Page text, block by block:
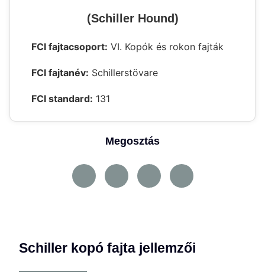
(Schiller Hound)
FCI fajtacsoport: VI. Kopók és rokon fajták
FCI fajtanév: Schillerstövare
FCI standard: 131
Megosztás
Schiller kopó fajta jellemzői